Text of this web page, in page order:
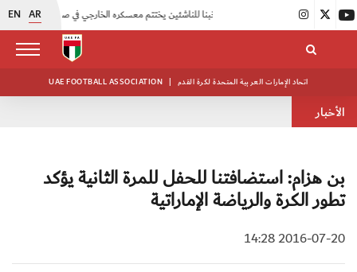
EN AR
UAE FOOTBALL ASSOCIATION | اتحاد الإمارات العربية المتحدة لكرة القدم
الأخبار
بن هزام: استضافتنا للحفل للمرة الثانية يؤكد
تطور الكرة والرياضة الإماراتية
2016-07-20 14:28